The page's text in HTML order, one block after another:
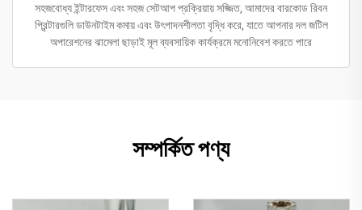
সহজবোধ্য ইন্টারফেস এবং সহজ সেটআপ প্রক্রিয়ায় সজ্জিত, আমাদের বারকোড রিবন
প্রিন্টারগুলি ডাউনটাইম কমায় এবং উৎপাদনশীলতা বৃদ্ধি করে, যাতে আপনার দল জটিল
অপারেশনের ঝামেলা ছাড়াই মূল ব্যবসায়িক কার্যক্রমে মনোনিবেশ করতে পারে
সম্পর্কিত পণ্য